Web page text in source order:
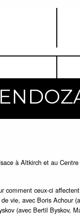
à Altkirch et au
comment ceux-ci
vie, avec Boris Achour
(avec Bertil Byskov,